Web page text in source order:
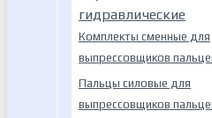
Комплекты сменные для
выпрессовщиков
Пальцы силовые для
выпрессовщиков